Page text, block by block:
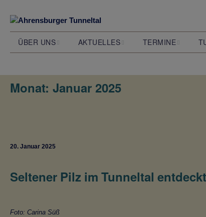
ÜBER UNS
wollen
AKTUELLES
Unsere Jahreskalender
TERMINE
Monat: Januar 2025
20. Januar 2025
Seltener Pilz im Tunneltal
Foto: Carina Süß